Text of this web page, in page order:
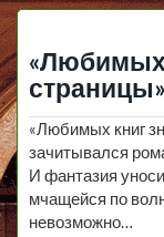
«Любимых
страницы»
«Любимых книг
зачитывался
И фантазия
мчащейся по
невозможно…